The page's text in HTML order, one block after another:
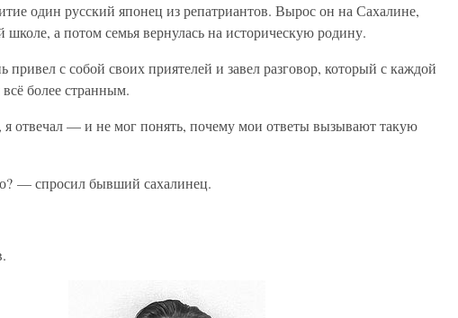
один русский японец из репатриантов. Вырос он на Сахалине,
школе, а потом семья вернулась на историческую родину.
привел с собой своих приятелей и завел разговор, который с каждой
более странным.
я отвечал — и не мог понять, почему мои ответы вызывают такую
— спросил бывший сахалинец.